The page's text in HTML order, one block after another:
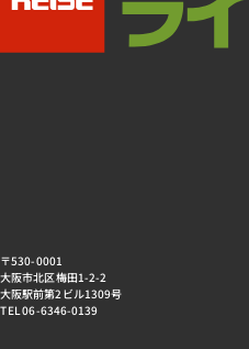
〒530-0001
大阪市北区梅田1-2-2
大阪駅前第2ビル1309号
TEL 06-6346-0139